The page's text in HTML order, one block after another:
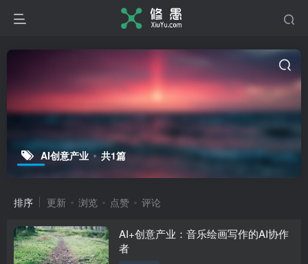
AI创意产业 共1篇
排序 更新 浏览 点赞 评论
AI+创意产业：音乐绘画写作的AI协作
者